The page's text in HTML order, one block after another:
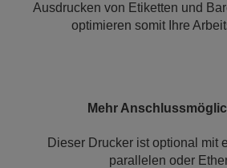
Ausdrucken von Etiketten und
optimieren somit Ihre
Mehr
Dieser Drucker ist optional mit
parallelen oder